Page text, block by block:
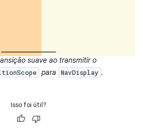
suave ao transmitir o
para NavDisplay .
Isso foi útil?